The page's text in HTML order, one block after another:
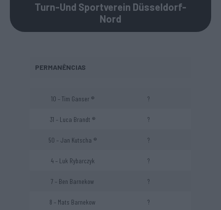
Turn-Und Sportverein Düsseldorf-
Nord
PERMANÊNCIAS
10 – Tim Ganser ® ?
31 – Luca Brandt ® ?
50 – Jan Kutscha ® ?
4 – Luk Rybarczyk ?
7 – Ben Barnekow ?
8 – Mats Barnekow ?